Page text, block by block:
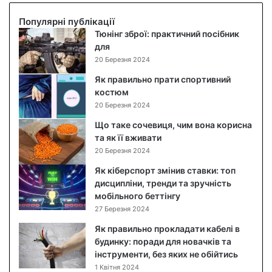
и
с
а
л
а
т
:
п
о
к
р
о
к
о
в
и
р
е
ц
б
е
н
к
о
р
п
у
с
д
л
я
R
a
s
b
e
r
о
ч
е
в
и
ц
я
,
ч
и
м
в
о
н
а
о
р
и
с
Популярні публікації
Тюнінг зброї: практичний посібник
для
20 Березня 2024
Як правильно прати спортивний
костюм
20 Березня 2024
Що таке сочевиця, чим вона корисна
та як її вживати
20 Березня 2024
Як кіберспорт змінив ставки: топ
дисципліни, тренди та зручність
мобільного беттінгу
27 Березня 2024
Як правильно прокладати кабелі в
будинку: поради для новачків та
інструменти, без яких не обійтись
1 Квітня 2024